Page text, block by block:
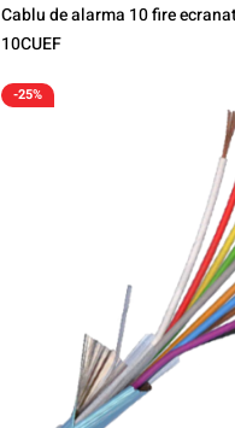
Cablu de alarma 10 fire
10CUEF
-25%